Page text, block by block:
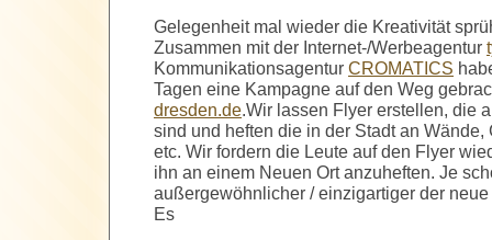
Gelegenheit mal wieder die Kreativität
Zusammen mit der Internet-/Werbeagentur
Kommunikationsagentur CROMATICS
Tagen eine Kampagne auf den Weg
dresden.de.Wir lassen Flyer erstellen, die
sind und heften die in der Stadt an Wände,
etc. Wir fordern die Leute auf den Flyer
ihn an einem Neuen Ort anzuheften. Je
außergewöhnlicher / einzigartiger der neue
Es